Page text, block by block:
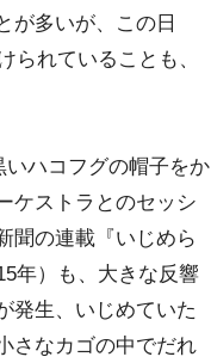
が多いが、この日
られていることも、
ハコフグの帽子をか
ケストラとのセッシ
聞の連載『いじめら
年）も、大きな反響
発生、いじめていた
さなカゴの中でだれ